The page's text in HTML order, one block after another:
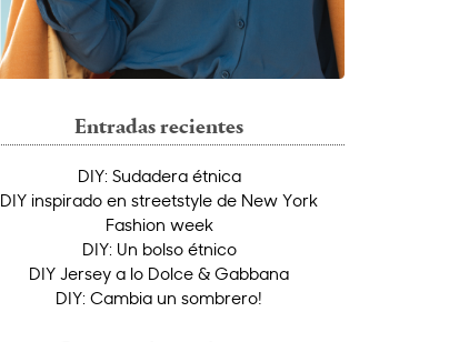
Entradas recientes
DIY: Sudadera étnica
DIY inspirado en streetstyle de New York
Fashion week
DIY: Un bolso étnico
DIY Jersey a lo Dolce & Gabbana
DIY: Cambia un sombrero!